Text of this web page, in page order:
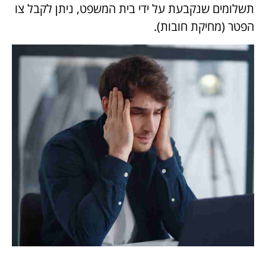
תשלומים שנקבעת על ידי בית המשפט, ניתן לקבל צו
הפטר (מחיקת חובות).